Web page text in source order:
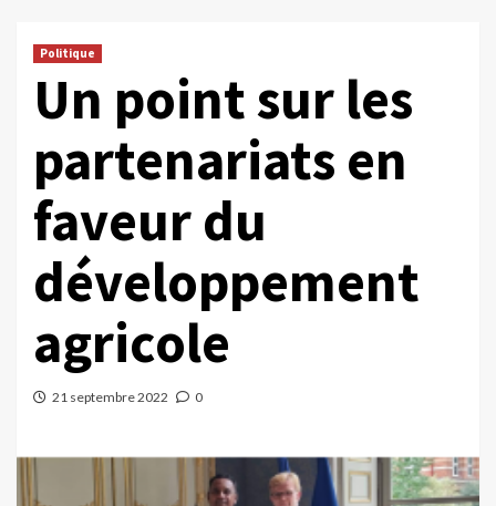
Politique
Un point sur les
partenariats en
faveur du
développement
agricole
21 septembre 2022 0